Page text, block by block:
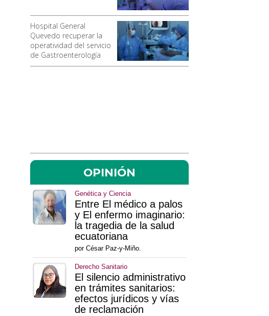
Hospital General
Quevedo recuperar la
operatividad del servicio
de Gastroenterología
OPINIÓN
Genética y Ciencia
Entre El médico a palos
y El enfermo imaginario:
la tragedia de la salud
ecuatoriana
por César Paz-y-Miño.
Derecho Sanitario
El silencio administrativo
en trámites sanitarios:
efectos jurídicos y vías
de reclamación